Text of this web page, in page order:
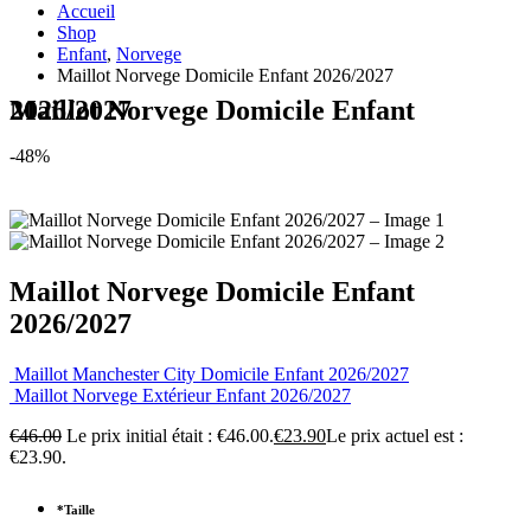
Accueil
Shop
Enfant, Norvege
Maillot Norvege Domicile Enfant 2026/2027
Maillot Norvege Domicile Enfant 2026/2027
-48%
Maillot Norvege Domicile Enfant
2026/2027
Maillot Manchester City Domicile Enfant 2026/2027
Maillot Norvege Extérieur Enfant 2026/2027
€46.00 Le prix initial était : €46.00.€23.90Le prix actuel est :
€23.90.
*Taille